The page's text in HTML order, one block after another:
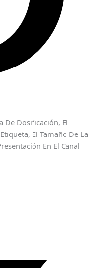
De Dosificación, El
El Tamaño De La
En El Canal